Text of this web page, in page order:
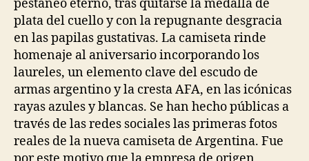
pestañeo eterno, tras quitarse la medalla de
plata del cuello y con la repugnante desgracia
en las papilas gustativas. La camiseta rinde
homenaje al aniversario incorporando los
laureles, un elemento clave del escudo de
armas argentino y la cresta AFA, en las icónicas
rayas azules y blancas. Se han hecho públicas a
través de las redes sociales las primeras fotos
reales de la nueva camiseta de Argentina. Fue